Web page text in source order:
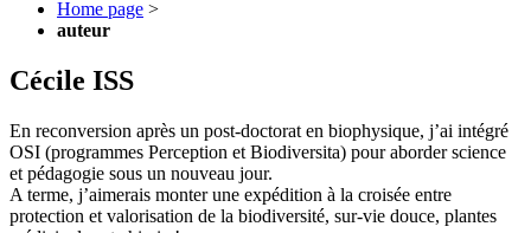
Home page >
auteur
Cécile ISS
En reconversion après un post-doctorat en biophysique, j’ai intégré
OSI (programmes Perception et Biodiversita) pour aborder science
et pédagogie sous un nouveau jour.
A terme, j’aimerais monter une expédition à la croisée entre
protection et valorisation de la biodiversité, sur-vie douce, plantes